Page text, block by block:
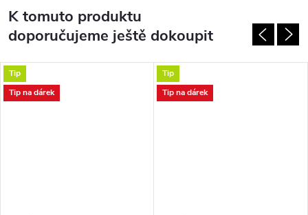
K tomuto produktu
doporučujeme ještě dokoupit
Tip
Tip na dárek
Tip
Tip na dárek